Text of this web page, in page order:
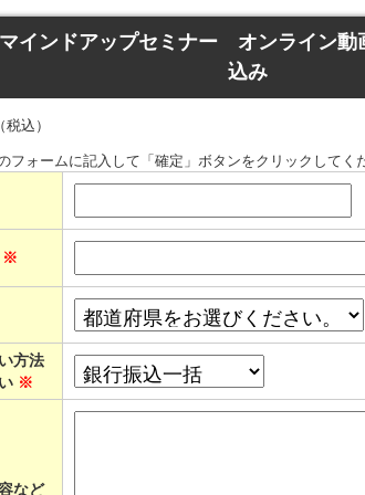
インドアップセミナー オンライン
込み
込）
フォームに記入して「確定」ボタンをクリックしてく
※
方法
※
など